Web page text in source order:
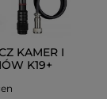
KAMER I
K19+